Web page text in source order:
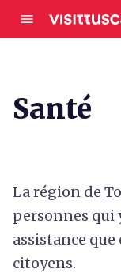
menu
Santé
La région de
personnes qui
assistance
citoyens.